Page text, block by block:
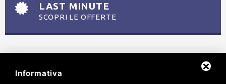
LAST MINUTE
SCOPRI LE OFFERTE
Informativa